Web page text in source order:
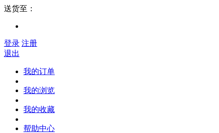
送货至：
登录 注册
退出
我的订单
我的浏览
我的收藏
帮助中心